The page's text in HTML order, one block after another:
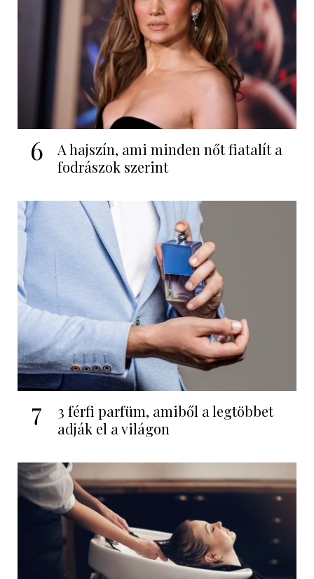
6
A hajszín, ami minden nőt fiatalít a
fodrászok szerint
7
3 férfi parfüm, amiből a legtöbbet
adják el a világon